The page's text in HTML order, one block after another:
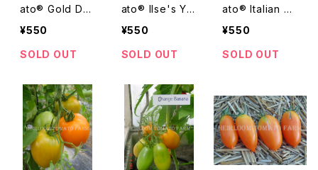
ato® Gold Dus
t エアルームトマ
スト
¥550
SOLD OUT
ato® Ilse's Yel
low Latvian エ
ト・イレス・イエ
ン
¥550
SOLD OUT
ato® Italian G
old エアルーム・
ン・ゴールド
¥550
SOLD OUT